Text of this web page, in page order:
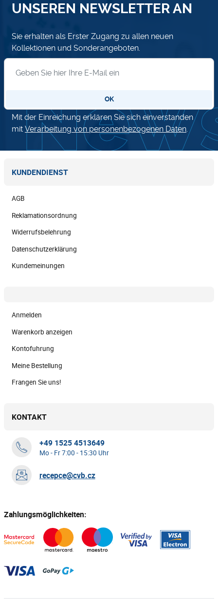
UNSEREN NEWSLETTER AN
Sie erhalten als Erster Zugang zu allen neuen
Kollektionen und Sonderangeboten.
OK
Mit der Einreichung erklären Sie sich einverstanden
mit Verarbeitung von personenbezogenen Daten.
KUNDENDIENST
AGB
Reklamationsordnung
Widerrufsbelehrung
Datenschutzerklärung
Kundemeinungen
Anmelden
Warenkorb anzeigen
Kontofuhrung
Meine Bestellung
Frangen Sie uns!
KONTAKT
+49 1525 4513649
Mo - Fr 7:00 - 15:30 Uhr
recepce@cvb.cz
Zahlungsmöglichkeiten: